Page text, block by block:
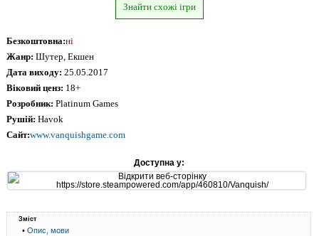
Знайти схожі ігри
Безкоштовна:ні
Жанр: Шутер, Екшен
Дата виходу: 25.05.2017
Віковий ценз: 18+
Розробник: Platinum Games
Рушій: Havok
Сайт:www.vanquishgame.com
Доступна у:
Зміст
•Опис, мови